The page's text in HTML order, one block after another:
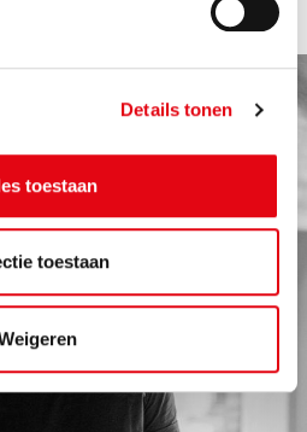
Details tonen
toestaan
toestaan